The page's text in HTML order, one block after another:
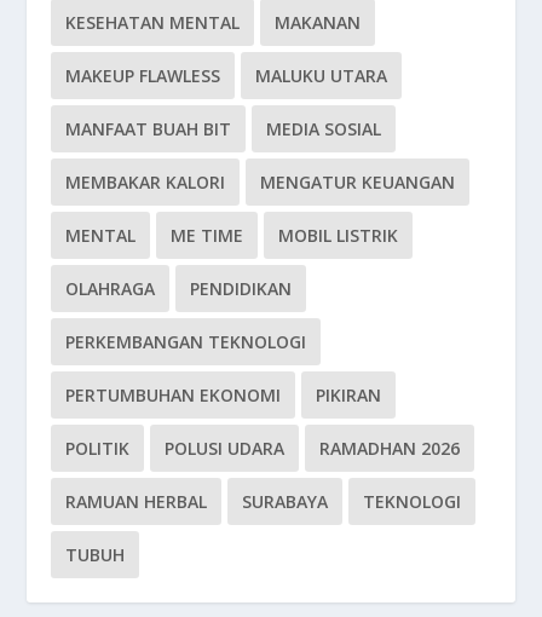
KESEHATAN MENTAL MAKANAN
MAKEUP FLAWLESS MALUKU UTARA
MANFAAT BUAH BIT MEDIA SOSIAL
MEMBAKAR KALORI MENGATUR KEUANGAN
MENTAL ME TIME MOBIL LISTRIK
OLAHRAGA PENDIDIKAN
PERKEMBANGAN TEKNOLOGI
PERTUMBUHAN EKONOMI PIKIRAN
POLITIK POLUSI UDARA RAMADHAN 2026
RAMUAN HERBAL SURABAYA TEKNOLOGI
TUBUH